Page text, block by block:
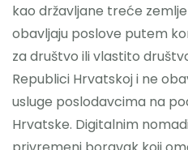
kao državljane treće
obavljaju poslove putem
za društvo ili vlastito
Republici Hrvatskoj i ne
usluge poslodavcima na
Hrvatske. Digitalnim